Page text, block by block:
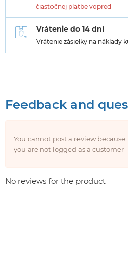
čiastočnej platbe vopred
Vrátenie do 14 dní
Vrátenie zásielky na náklady
Feedback and
You cannot post a review because
you are not logged as a customer
No reviews for the product